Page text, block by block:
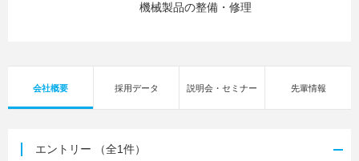
機械製品の整備・修理
会社概要 採用データ 説明会・セミナー 先輩情報
エントリー （全1件）